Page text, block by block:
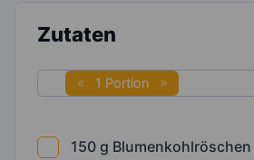
Zutaten
1 Portion
150 g Blumenkohlröschen